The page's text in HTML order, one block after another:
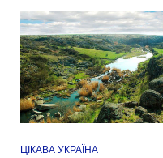
ЦІКАВА УКРАЇНА